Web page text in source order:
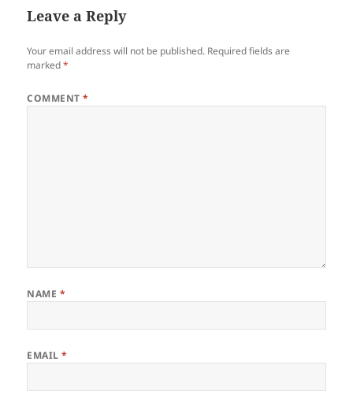
Leave a Reply
Your email address will not be published. Required fields are
marked*
COMMENT*
NAME *
EMAIL*